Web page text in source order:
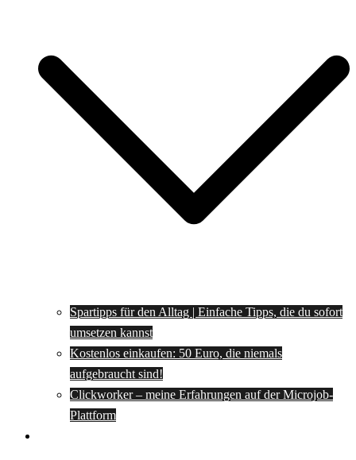
Spartipps für den Alltag | Einfache Tipps, die du sofort
umsetzen kannst
Kostenlos einkaufen: 50 Euro, die niemals
aufgebraucht sind!
Clickworker – meine Erfahrungen auf der Microjob-
Plattform